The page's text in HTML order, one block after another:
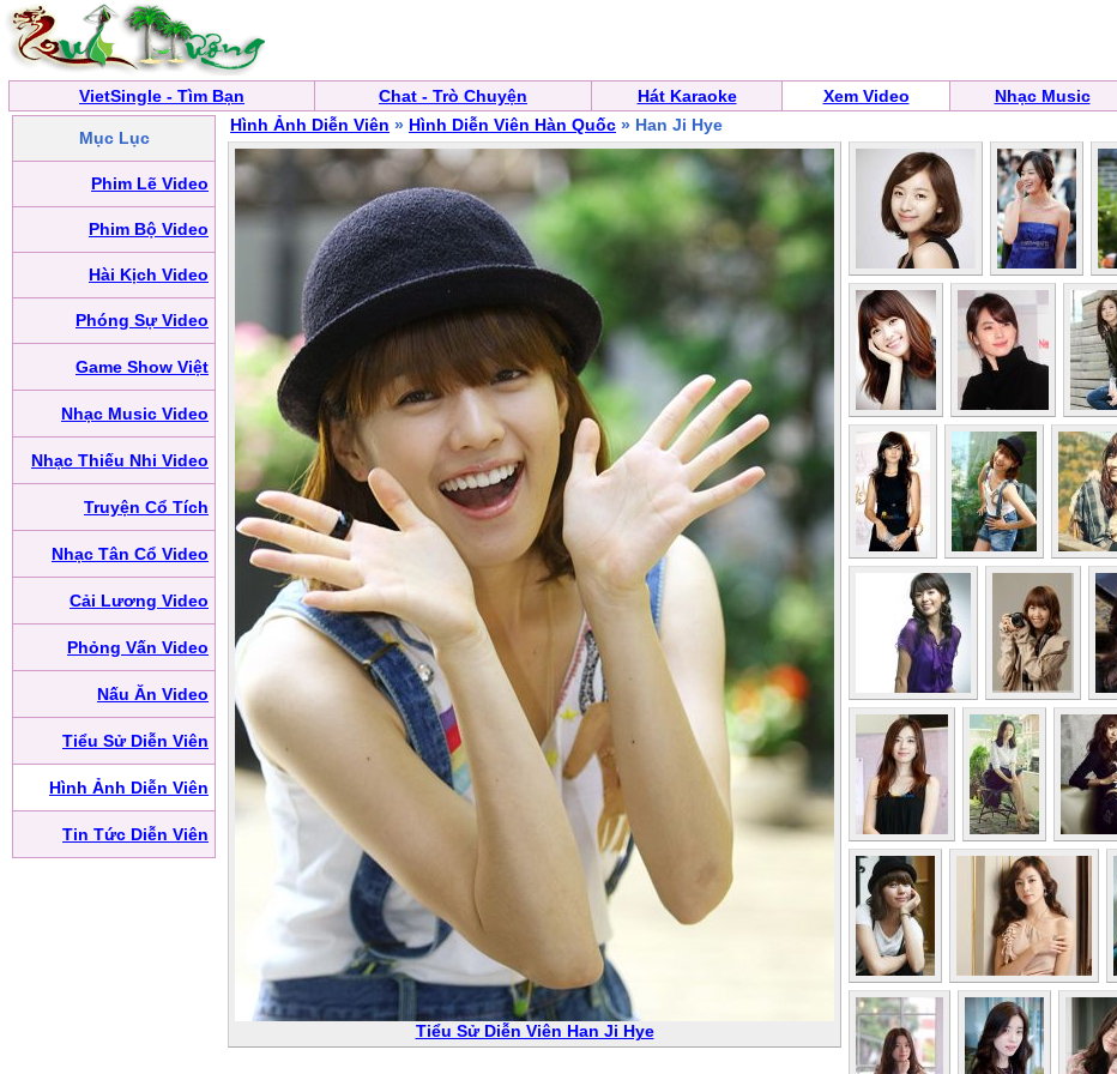
VietSingle - Tìm Bạn Chat - Trò Chuyện Hát Karaoke Xem Video Nhạc Music
Mục Lục
Phim Lẽ Video
Phim Bộ Video
Hài Kịch Video
Phóng Sự Video
Game Show Việt
Nhạc Music Video
Nhạc Thiếu Nhi Video
Truyện Cổ Tích
Nhạc Tân Cổ Video
Cải Lương Video
Phỏng Vấn Video
Nấu Ăn Video
Tiểu Sử Diễn Viên
Hình Ảnh Diễn Viên
Tin Tức Diễn Viên
Hình Ảnh Diễn Viên » Hình Diễn Viên Hàn Quốc » Han Ji Hye
Tiểu Sử Diễn Viên Han Ji Hye